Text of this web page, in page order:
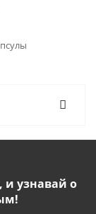
и узнавай о